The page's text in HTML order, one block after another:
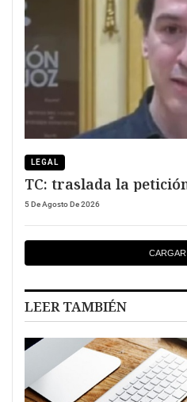
LEGAL
TC: traslada la
5 De Agosto De 2026
LEER TAMBIÉN